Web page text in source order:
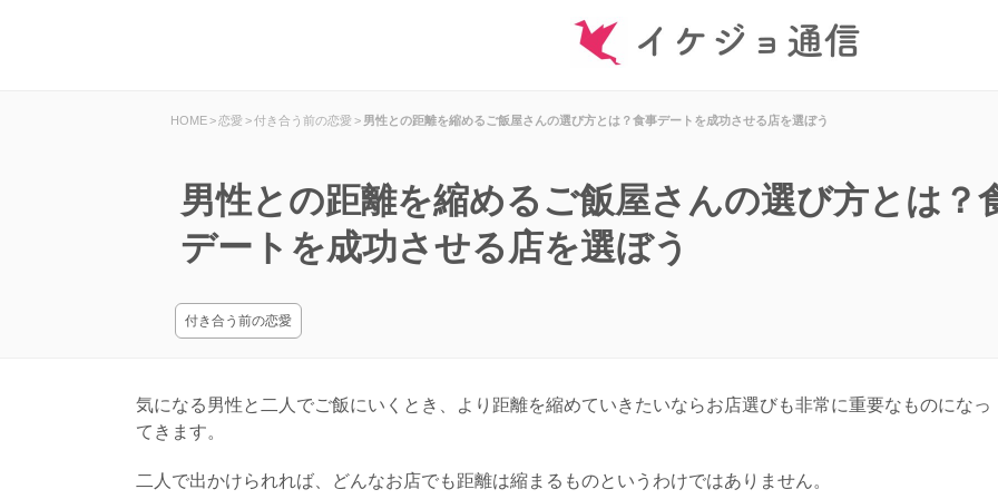
HOME>恋愛>付き合う前の恋愛> 男性との距離を縮めるご飯屋さんの選び方とは？食事デートを成功させる店を選ぼう
男性との距離を縮めるご飯屋さんの選び方とは？
デートを成功させる店を選ぼう
付き合う前の恋愛
気になる男性と二人でご飯にいくとき、より距離を縮めていきたいならお店選びも非常に重要なものになっ
てきます。
二人で出かけられれば、どんなお店でも距離は縮まるものというわけではありません。